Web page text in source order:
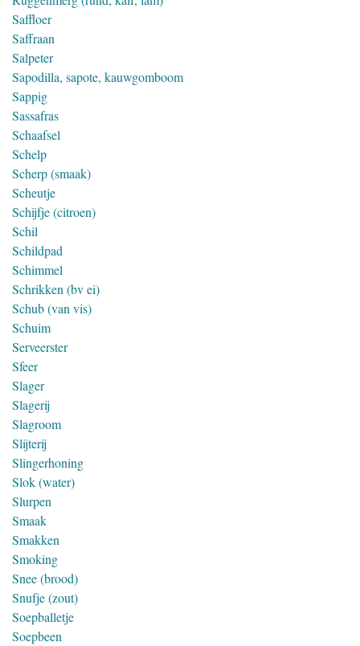
Saffloer
Saffraan
Salpeter
Sapodilla, sapote, kauwgomboom
Sappig
Sassafras
Schaafsel
Schelp
Scherp (smaak)
Scheutje
Schijfje (citroen)
Schil
Schildpad
Schimmel
Schrikken (bv ei)
Schub (van vis)
Schuim
Serveerster
Sfeer
Slager
Slagerij
Slagroom
Slijterij
Slingerhoning
Slok (water)
Slurpen
Smaak
Smakken
Smoking
Snee (brood)
Snufje (zout)
Soepballetje
Soepbeen